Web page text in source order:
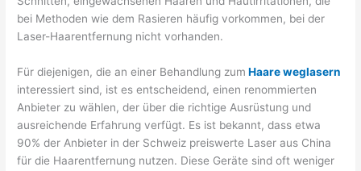
bei Methoden wie dem Rasieren häufig vorkommen, bei der
Laser-Haarentfernung nicht vorhanden.
Für diejenigen, die an einer Behandlung zum Haare weglasern
interessiert sind, ist es entscheidend, einen renommierten
Anbieter zu wählen, der über die richtige Ausrüstung und
ausreichende Erfahrung verfügt. Es ist bekannt, dass etwa
90% der Anbieter in der Schweiz preiswerte Laser aus China
für die Haarentfernung nutzen. Diese Geräte sind oft weniger